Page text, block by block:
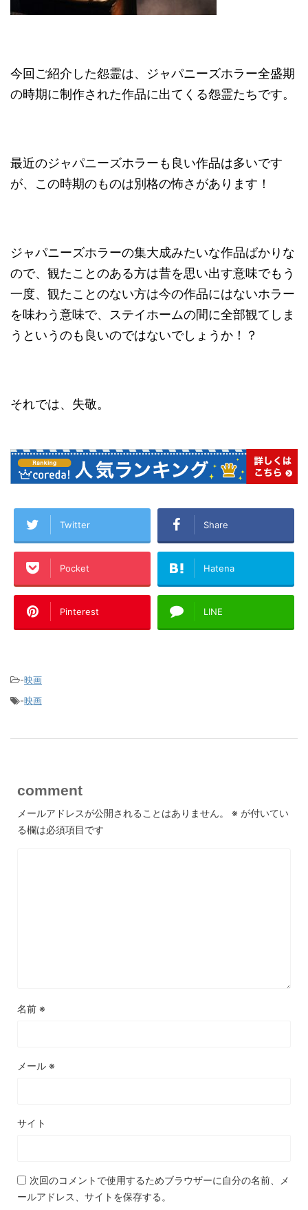
今回ご紹介した怨霊は、ジャパニーズホラー全盛期
の時期に制作された作品に出てくる怨霊たちです。
最近のジャパニーズホラーも良い作品は多いです
が、この時期のものは別格の怖さがあります！
ジャパニーズホラーの集大成みたいな作品ばかりな
ので、観たことのある方は昔を思い出す意味でもう
一度、観たことのない方は今の作品にはないホラー
を味わう意味で、ステイホームの間に全部観てしま
うというのも良いのではないでしょうか！？
それでは、失敬。
Twitter Share
Pocket Hatena
Pinterest LINE
-映画
-映画
comment
メールアドレスが公開されることはありません。 ※ が付いてい
る欄は必須項目です
名前 ※
メール ※
サイト
次回のコメントで使用するためブラウザーに自分の名前、メ
ールアドレス、サイトを保存する。